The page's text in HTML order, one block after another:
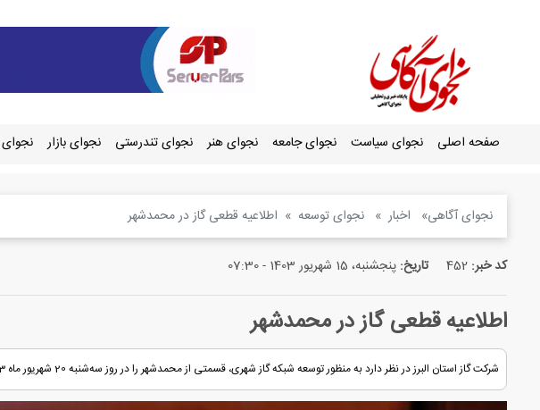
صفحه اصلی نجوای سیاست نجوای جامعه نجوای هنر نجوای تندرستی نجوای بازار
نجوای آگاهی اخبار نجوای توسعه اطلاعیه قطعی گاز در محمدشهر
کد خبر: 452 تاریخ: پنجشنبه، 15 شهریور 1403 - 07:30
اطلاعیه قطعی گاز در محمدشهر
شرکت گاز استان البرز در نظر دارد به منظور توسعه شبکه گاز شهری، قسمتی از محمدشهر را در روز سه‌شنبه 20 شهریور ماه 1403 قطع کند.